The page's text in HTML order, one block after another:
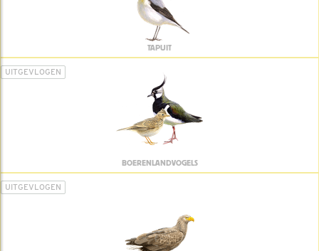
TAPUIT
UITGEVLOGEN
BOERENLANDVOGELS
UITGEVLOGEN